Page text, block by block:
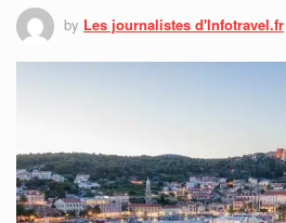
by Les journalistes d'Infotravel.fr